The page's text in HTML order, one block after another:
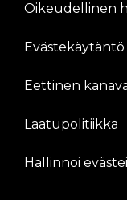
Oikeudellinen
Evästekäytäntö
Eettinen
Laatupolitiikka
Hallinnoi